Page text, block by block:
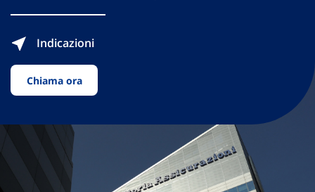
Indicazioni
Chiama ora